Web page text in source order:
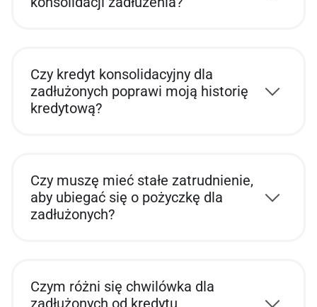
Czy kredyt konsolidacyjny dla
zadłużonych poprawi moją historię
kredytową?
Czy muszę mieć stałe zatrudnienie,
aby ubiegać się o pożyczkę dla
zadłużonych?
Czym różni się chwilówka dla